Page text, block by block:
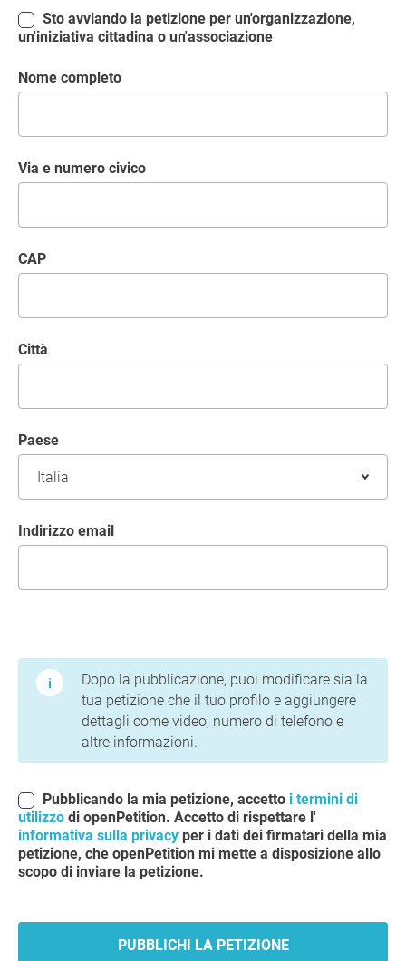
un'iniziativa cittadina o un'associazione
Nome completo
Via e numero civico
CAP
Città
Paese
Indirizzo email
Dopo la pubblicazione, puoi modificare sia la
tua petizione che il tuo profilo e aggiungere
dettagli come video, numero di telefono e
altre informazioni.
Pubblicando la mia petizione, accetto i termini di
utilizzo di openPetition. Accetto di rispettare l'
informativa sulla privacy per i dati dei firmatari della mia
petizione, che openPetition mi mette a disposizione allo
scopo di inviare la petizione.
PUBBLICHI LA PETIZIONE